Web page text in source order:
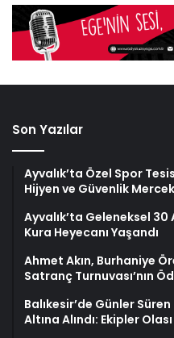
Son Yazılar
Ayvalık’ta Özel Spor
Hijyen ve Güvenlik
Ayvalık’ta Geleneksel
Kura Heyecanı Yaşandı
Ahmet Akın, Burhaniye
Satranç Turnuvası’nın
Balıkesir’de Günler
Altına Alındı: Ekipler